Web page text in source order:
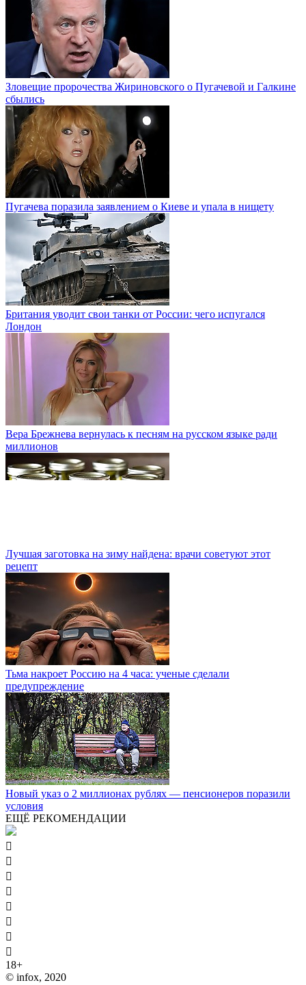
Зловещие пророчества Жириновского о Пугачевой и Галкине
сбылись
Пугачева поразила заявлением о Киеве и упала в нищету
Британия уводит свои танки от России: чего испугался
Лондон
Вера Брежнева вернулась к песням на русском языке ради
миллионов
Лучшая заготовка на зиму найдена: врачи советуют этот
рецепт
Тьма накроет Россию на 4 часа: ученые сделали
предупреждение
Новый указ о 2 миллионах рублях — пенсионеров поразили
условия
ЕЩЁ РЕКОМЕНДАЦИИ








18+
© infox, 2020